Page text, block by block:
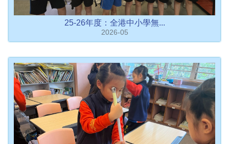
25-26年度：全港中小學無...
2026-05